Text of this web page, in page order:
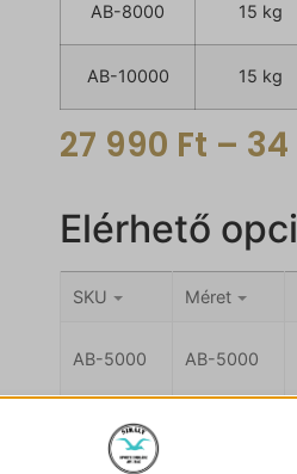
AB-8000 15 kg
AB-10000 15 kg
27 990 Ft –
Elérhető
SKU Méret
AB-5000 AB-5000
AB-6000